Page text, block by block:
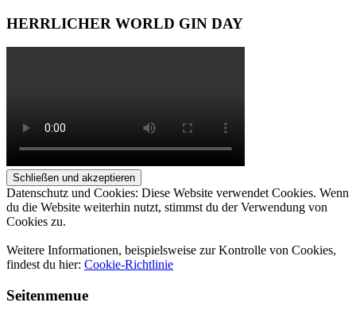
HERRLICHER WORLD GIN DAY
Datenschutz und Cookies: Diese Website verwendet Cookies. Wenn
du die Website weiterhin nutzt, stimmst du der Verwendung von
Cookies zu.
Weitere Informationen, beispielsweise zur Kontrolle von Cookies,
findest du hier: Cookie-Richtlinie
Seitenmenue